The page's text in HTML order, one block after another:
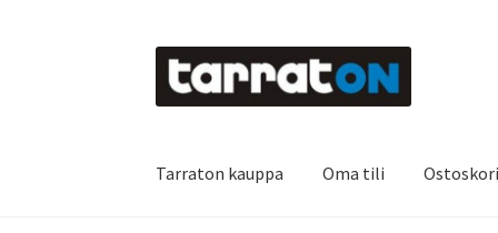
Siirry
navigointiin
Siirry
sisältöön
Tarraton kauppa Oma tili Ostoskori